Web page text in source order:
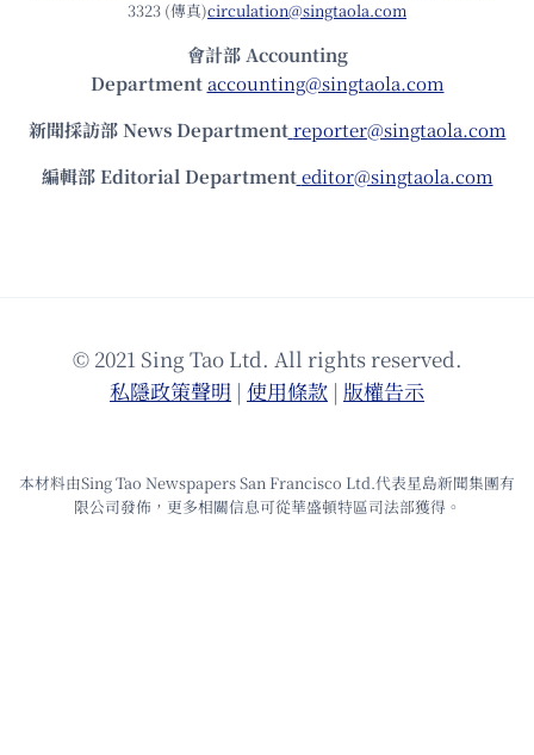
3323 (傳真)circulation@singtaola.com
會計部 Accounting
Department accounting@singtaola.com
新聞採訪部 News Department reporter@singtaola.com
編輯部 Editorial Department editor@singtaola.com
© 2021 Sing Tao Ltd. All rights reserved.
私隱政策聲明 | 使⽤條款 | 版權告⽰
本材料由Sing Tao Newspapers San Francisco Ltd.代表星島新聞集團有
限公司發佈，更多相關信息可從華盛頓特區司法部獲得。